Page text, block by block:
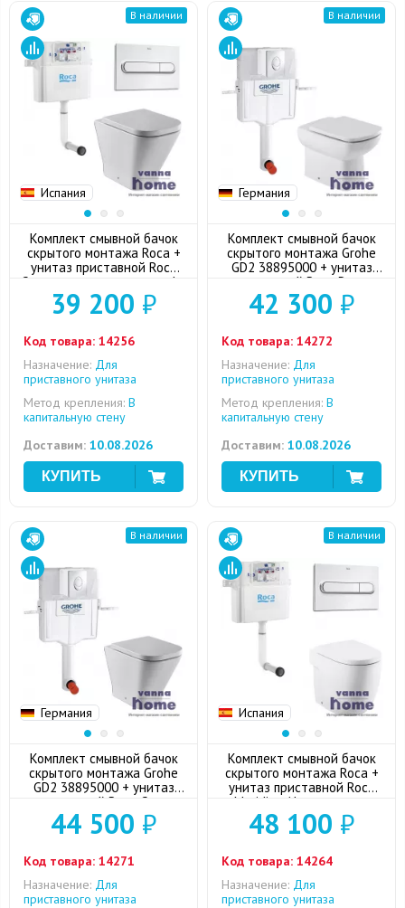
Испания
В наличии
Комплект смывной бачок
скрытого монтажа Roca +
унитаз приставной Roca
Gap с сиденьем микролифт
+ кнопка смыва (хром)
39 200 ₽
Код товара: 14256
Назначение: Для
приставного унитаза
Метод крепления: В
капитальную стену
Доставим: 10.08.2026
Германия
В наличии
Комплект смывной бачок
скрытого монтажа Grohe
GD2 38895000 + унитаз
приставной Roca Dama
Senso с сиденьем
микролифт + кнопкой
42 300 ₽
Код товара: 14272
Назначение: Для
приставного унитаза
Метод крепления: В
капитальную стену
Доставим: 10.08.2026
Германия
В наличии
Комплект смывной бачок
скрытого монтажа Grohe
GD2 38895000 + унитаз
приставной Roca Gap с
сиденьем микролифт +
кнопкой смыва (хром)
44 500 ₽
Код товара: 14271
Назначение: Для
приставного унитаза
Испания
В наличии
Комплект смывной бачок
скрытого монтажа Roca +
унитаз приставной Roca
Meridian-N с сиденьем
микролифт + кнопка смыва
(хром)
48 100 ₽
Код товара: 14264
Назначение: Для
приставного унитаза